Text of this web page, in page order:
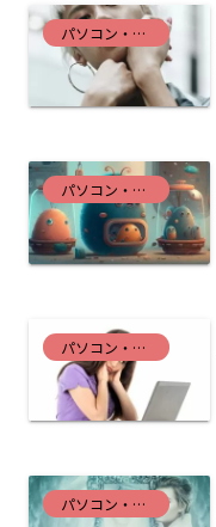
パソコン・インターネット
パソコン・インターネット
パソコン・インターネット
パソコン・インターネット